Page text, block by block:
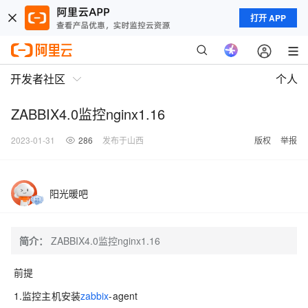
打开 APP
开发者社区 个人
ZABBIX4.0监控nginx1.16
2023-01-31 286 发布于山西 版权 举报
阳光暖吧
简介： ZABBIX4.0监控nginx1.16
前提
1.监控主机安装zabbix-agent